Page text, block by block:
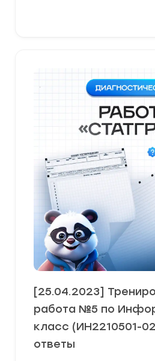
[25.04.2023]
работа №5 по
класс (ИН2210501-
ответы